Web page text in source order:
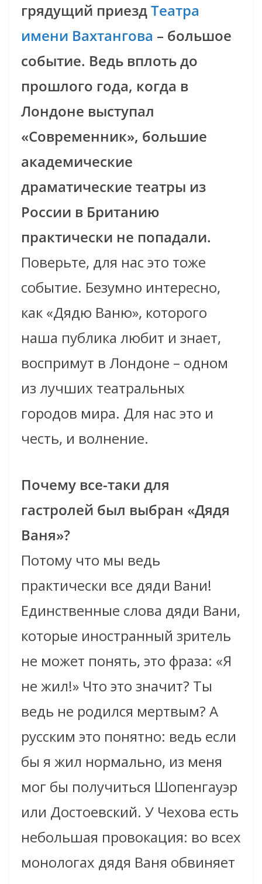
грядущий приездТеатра
имени Вахтангова – большое
событие. Ведь вплоть до
прошлого года, когда в
Лондоне выступал
«Современник», большие
академические
драматические театры из
России в Британию
практически не попадали.
Поверьте, для нас это тоже
событие. Безумно интересно,
как «Дядю Ваню», которого
наша публика любит и знает,
воспримут в Лондоне – одном
из лучших театральных
городов мира. Для нас это и
честь, и волнение.
Почему все-таки для
гастролей был выбран «Дядя
Ваня»?
Потому что мы ведь
практически все дяди Вани!
Единственные слова дяди Вани,
которые иностранный зритель
не может понять, это фраза: «Я
не жил!» Что это значит? Ты
ведь не родился мертвым? А
русским это понятно: ведь если
бы я жил нормально, из меня
мог бы получиться Шопенгауэр
или Достоевский. У Чехова есть
небольшая провокация: во всех
монологах дядя Ваня обвиняет